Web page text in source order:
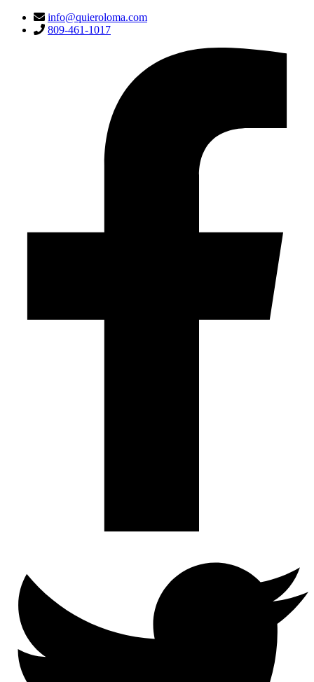
info@quieroloma.com
809-461-1017